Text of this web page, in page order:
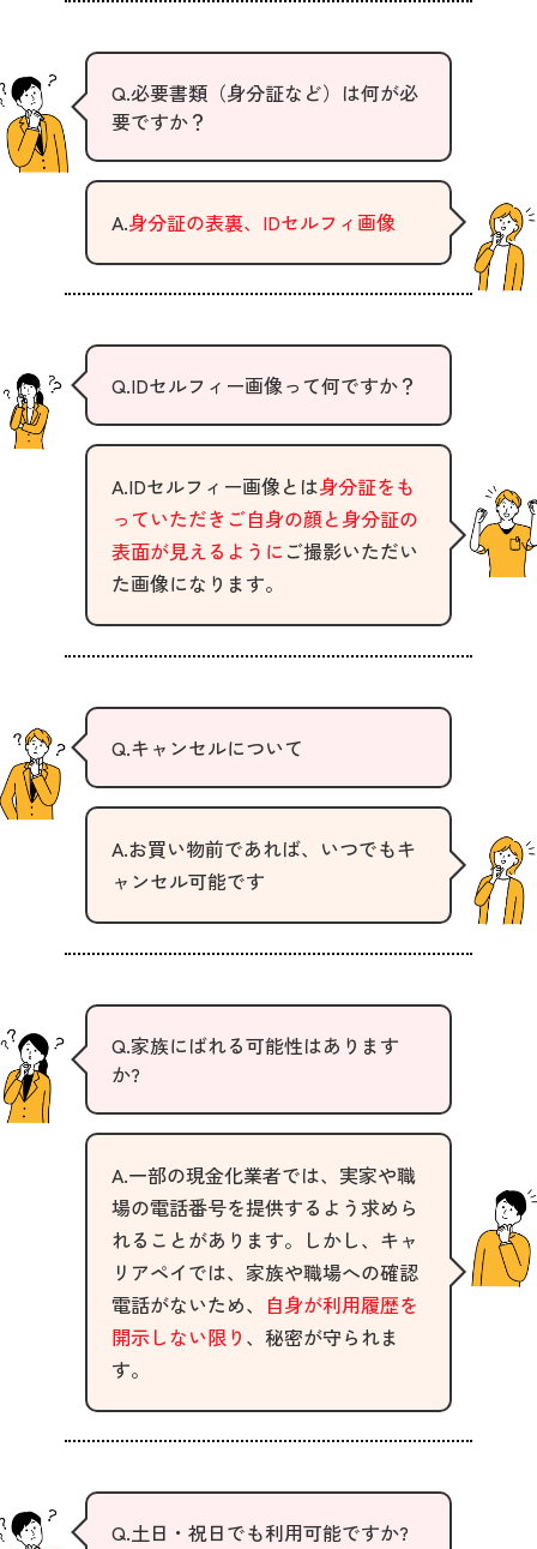
Q.必要書類（身分証など）は何が必
要ですか？
A.身分証の表裏、IDセルフィ画像
Q.IDセルフィー画像って何ですか？
A.IDセルフィー画像とは身分証をも
っていただきご自身の顔と身分証の
表面が見えるように ご撮影いただい
た画像になります。
Q.キャンセルについて
A.お買い物前であれば、いつでもキ
ャンセル可能です
Q.家族にばれる可能性はあります
か?
A.一部の現金化業者では、実家や職
場の電話番号を提供するよう求めら
れることがあります。しかし、キャ
リアペイでは、家族や職場への確認
電話がないため、
自身が利用履歴を
開示しない限り 、秘密が守られま
す。
Q.土日・祝日でも利用可能ですか?